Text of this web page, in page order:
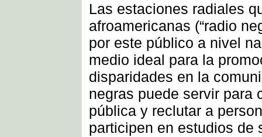
Las estaciones radiales
afroamericanas (“radio
por este público a nivel
medio ideal para la
disparidades en la
negras puede servir para
pública y reclutar a
participen en estudios de